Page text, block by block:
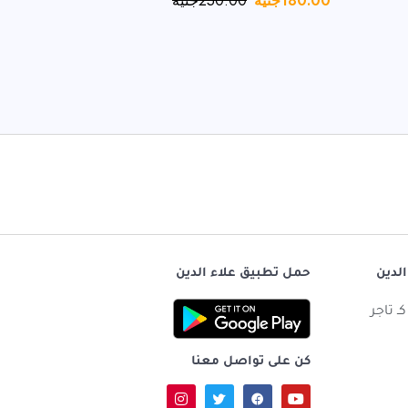
تاجر
حمل تطبيق علاء الدين
كن على تواصل معنا